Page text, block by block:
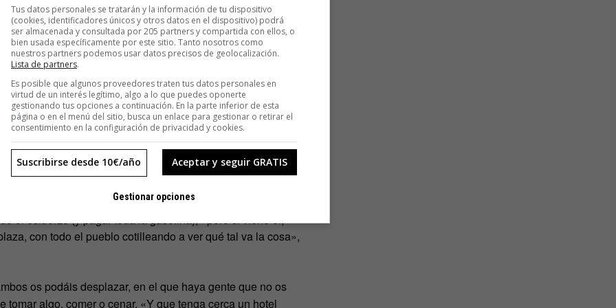
a tu casa», reflexiona José, de 24 años. De hecho, el
una gran variedad de horarios y ni si quiera llega a
propio, o que al menos uno de los dos tenga coche.
solo de la logística de la otra persona, o por si prefieres
del todo. Ten siempre un plan B o de emergencias, y
opción es que ambos podáis quedar en un punto
el esfuerzo (y pagar toda la gasolina), «pero si viene él,
con todo el pueblo cotilleando a ver qué tal va la cosa»,
os podáis desplazar, en el que haya gente que no os
algo, comer o cenar. «Y que tenga cerca un hotel
Tus datos personales se tratarán y la información de tu dispositivo
(cookies, identificadores únicos y otros datos en el dispositivo) podrá
ser almacenada y consultada por 205 partners y compartida con ellos, o
bien usada específicamente por este sitio. Tanto nosotros como
nuestros partners podemos usar datos precisos de geolocalización.
Lista de partners.
Es posible que algunos proveedores traten tus datos personales en
virtud de un interés legítimo, algo a lo que puedes oponerte
gestionando tus opciones a continuación. En la parte inferior de esta
página o en el menú del sitio, busca un enlace para gestionar o retirar el
consentimiento en la configuración de privacidad y cookies.
Aceptar y seguir GRATIS
Suscribirse desde 10€/año
Gestionar opciones